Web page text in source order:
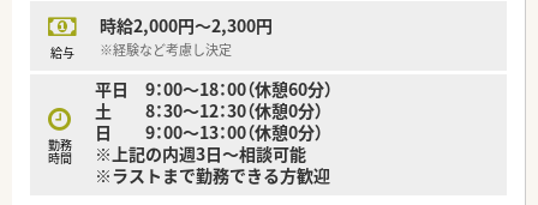
【こんな取り組みをしています】
ることで地域医療の質向上に努めています。
■スタッフ一人ひとりの意見を尊重する風土があり、業務改善や
働きやすい環境づくりに繋げています。
■最新の調剤機器やシステムの導入を積極的に行い、業務の効率
化と安全性の確保を追求しています。
給与
時給2,000円～2,300円
※経験など考慮し決定
勤務
時間
平日 9：00～18：00（休憩60分）
土 8：30～12：30（休憩0分）
日 9：00～13：00（休憩0分）
※上記の内週3日～相談可能
※ラストまで勤務できる方歓迎